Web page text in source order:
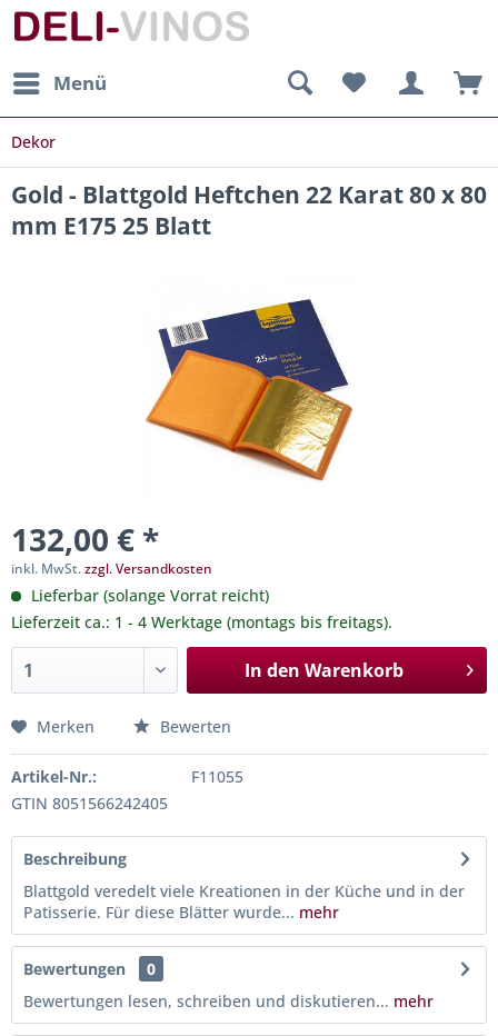
Menü
Dekor
Gold - Blattgold Heftchen 22 Karat 80 x 80
mm E175 25 Blatt
132,00 € *
inkl. MwSt.zzgl. Versandkosten
Lieferbar (solange Vorrat reicht)
Lieferzeit ca.: 1 - 4 Werktage (montags bis freitags).
In den Warenkorb
Merken Bewerten
Artikel-Nr.:
F11055
GTIN 8051566242405
Beschreibung
Blattgold veredelt viele Kreationen in der Küche und in der
Patisserie. Für diese Blätter wurde... mehr
Bewertungen
0
Bewertungen lesen, schreiben und diskutieren... mehr